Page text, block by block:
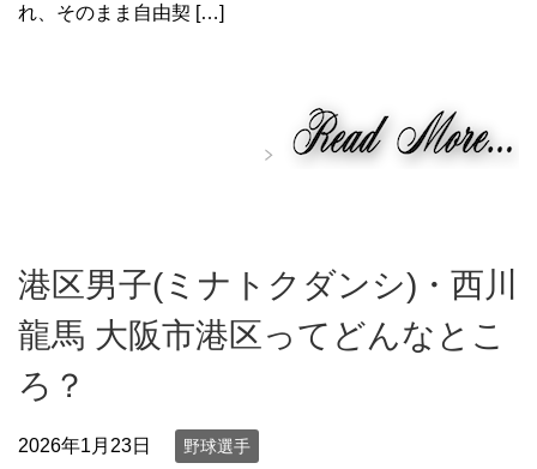
れ、そのまま自由契 […]
港区男子(ミナトクダンシ)・西川
龍馬 大阪市港区ってどんなとこ
ろ？
2026年1月23日 野球選手